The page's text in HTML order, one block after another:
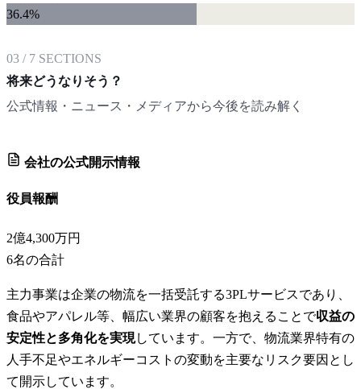
36.4%
03 / 7 SECTIONS
将来どうなりそう？
公式情報・ニュース・メディアから今後を読み解く
会社の公式開示情報
役員報酬
2億4,300万円
6名の合計
主力事業は企業の物流を一括受託する3PLサービスであり、
食品やアパレル等、幅広い業界の顧客を抱えることで収益の
安定性と多角化を実現しています。一方で、物流業界特有の
人手不足やエネルギーコストの変動を主要なリスク要因とし
て開示しています。